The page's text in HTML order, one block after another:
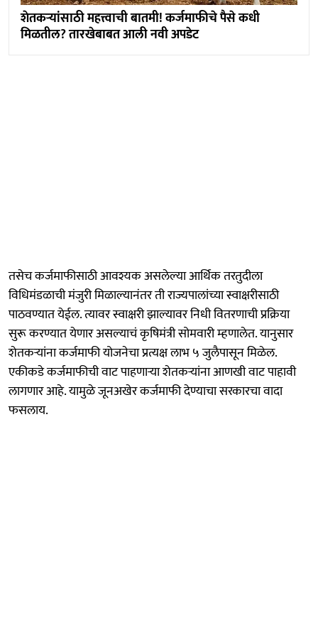
शेतकऱ्यांसाठी महत्त्वाची बातमी! कर्जमाफीचे पैसे कधी
मिळतील? तारखेबाबत आली नवी अपडेट
तसेच कर्जमाफीसाठी आवश्यक असलेल्या आर्थिक तरतुदीला
विधिमंडळाची मंजुरी मिळाल्यानंतर ती राज्यपालांच्या स्वाक्षरीसाठी
पाठवण्यात येईल. त्यावर स्वाक्षरी झाल्यावर निधी वितरणाची प्रक्रिया
सुरू करण्यात येणार असल्याचं कृषिमंत्री सोमवारी म्हणालेत. यानुसार
शेतकऱ्यांना कर्जमाफी योजनेचा प्रत्यक्ष लाभ ५ जुलैपासून मिळेल.
एकीकडे कर्जमाफीची वाट पाहणाऱ्या शेतकऱ्यांना आणखी वाट पाहावी
लागणार आहे. यामुळे जूनअखेर कर्जमाफी देण्याचा सरकारचा वादा
फसलाय.